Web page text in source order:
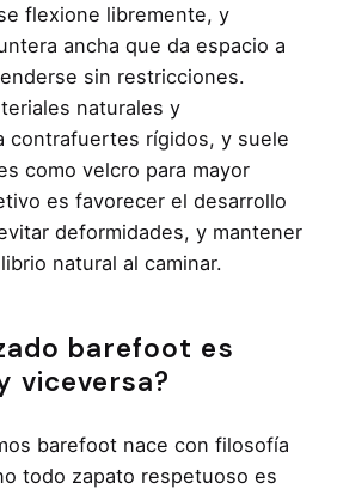
flexione libremente, y
ancha que da espacio a
sin restricciones.
naturales y
contrafuertes rígidos, y suele
como velcro para mayor
es favorecer el desarrollo
deformidades, y mantener
natural al caminar.​
barefoot es
viceversa?
barefoot nace con filosofía
todo zapato respetuoso es